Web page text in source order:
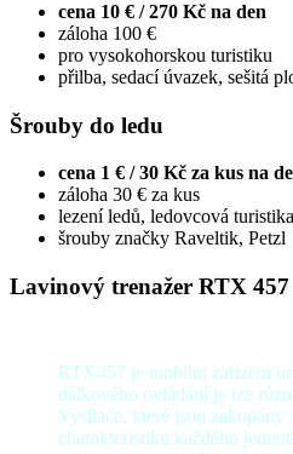
cena 10 € / 270 Kč na den
záloha 100 €
pro vysokohorskou turistiku
přilba, sedací úvazek, sešitá
Šrouby do ledu
cena 1 € / 30 Kč za kus na
záloha 30 € za kus
lezení ledů, ledovcová
šrouby značky Raveltik, Petzl
Lavinový trenažer RTX 457
RTX457 je mobilní zařízení
dálkového ovládání je lze
Vysílače, které jsou
charakteristiku každého